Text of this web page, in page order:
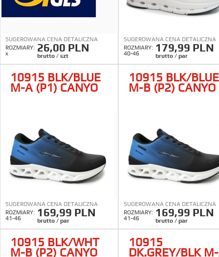
SUGEROWANA CENA DETALICZNA
ROZMIARY:
x
26,00 PLN
brutto / szt
SUGEROWANA CENA DETALICZNA
ROZMIARY:
40-46
179,99 PLN
brutto / par
10915 BLK/BLUE
M-A (P1) CANYO
SUGEROWANA CENA DETALICZNA
ROZMIARY:
41-46
169,99 PLN
brutto / par
10915 BLK/BLUE
M-B (P2) CANYO
SUGEROWANA CENA DETALICZNA
ROZMIARY:
41-46
169,99 PLN
brutto / par
10915 BLK/WHT
M-B (P2) CANYO
10915
DK.GREY/BLK